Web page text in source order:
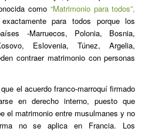
como “Matrimonio para todos”,
para todos porque los
-Marruecos, Polonia, Bosnia,
Eslovenia, Túnez, Argelia,
contraer matrimonio con personas
el acuerdo franco-marroquí firmado
en derecho interno, puesto que
el matrimonio entre musulmanes y no
no se aplica en Francia. Los